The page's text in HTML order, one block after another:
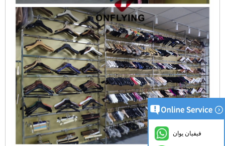
فيفيان يوان